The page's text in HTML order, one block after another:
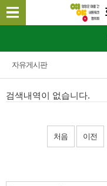
자유게시판
검색내역이 없습니다.
처음 이전